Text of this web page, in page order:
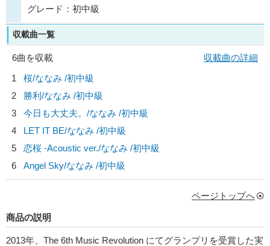
グレード：初中級
収載曲一覧
6曲を収載
収載曲の詳細
1
桜/ななみ /初中級
2
勝利/ななみ /初中級
3
今日も大丈夫。/ななみ /初中級
4
LET IT BE/ななみ /初中級
5
恋桜 -Acoustic ver./ななみ /初中級
6
Angel Sky/ななみ /初中級
ページトップへ
商品の説明
2013年、The 6th Music Revolution にてグランプリを受賞した実